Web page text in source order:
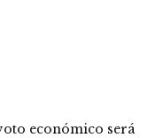
económico será